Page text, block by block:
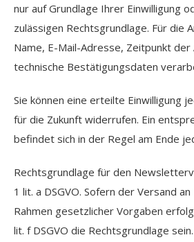
nur auf Grundlage Ihrer Einwilligung
zulässigen Rechtsgrundlage. Für die
Name, E-Mail-Adresse, Zeitpunkt der
technische Bestätigungsdaten
Sie können eine erteilte Einwilligung
für die Zukunft widerrufen. Ein
befindet sich in der Regel am Ende
Rechtsgrundlage für den
1 lit. a DSGVO. Sofern der Versand
Rahmen gesetzlicher Vorgaben
lit. f DSGVO die Rechtsgrundlage sein.